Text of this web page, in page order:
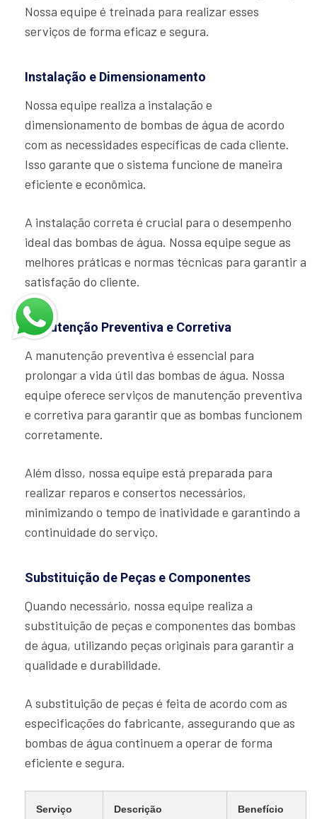
Nossa equipe é treinada para realizar esses
serviços de forma eficaz e segura.
Instalação e Dimensionamento
Nossa equipe realiza a instalação e
dimensionamento de bombas de água de acordo
com as necessidades específicas de cada cliente.
Isso garante que o sistema funcione de maneira
eficiente e econômica.
A instalação correta é crucial para o desempenho
ideal das bombas de água. Nossa equipe segue as
melhores práticas e normas técnicas para garantir a
satisfação do cliente.
Manutenção Preventiva e Corretiva
A manutenção preventiva é essencial para
prolongar a vida útil das bombas de água. Nossa
equipe oferece serviços de manutenção preventiva
e corretiva para garantir que as bombas funcionem
corretamente.
Além disso, nossa equipe está preparada para
realizar reparos e consertos necessários,
minimizando o tempo de inatividade e garantindo a
continuidade do serviço.
Substituição de Peças e Componentes
Quando necessário, nossa equipe realiza a
substituição de peças e componentes das bombas
de água, utilizando peças originais para garantir a
qualidade e durabilidade.
A substituição de peças é feita de acordo com as
especificações do fabricante, assegurando que as
bombas de água continuem a operar de forma
eficiente e segura.
Serviço Descrição Benefício